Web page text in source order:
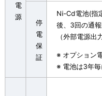
電
源
停
電
保
証
Ni-Cd電池(指
後、3回の通
（外部電源出
※ オプション
※ 電池は3年